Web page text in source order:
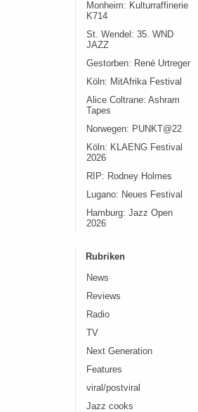
Monheim: Kulturraffinerie
K714
St. Wendel: 35. WND
JAZZ
Gestorben: René Urtreger
Köln: MitAfrika Festival
Alice Coltrane: Ashram
Tapes
Norwegen: PUNKT@22
Köln: KLAENG Festival
2026
RIP: Rodney Holmes
Lugano: Neues Festival
Hamburg: Jazz Open
2026
Rubriken
News
Reviews
Radio
TV
Next Generation
Features
viral/postviral
Jazz cooks